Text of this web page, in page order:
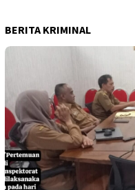
BERITA KRIMINAL